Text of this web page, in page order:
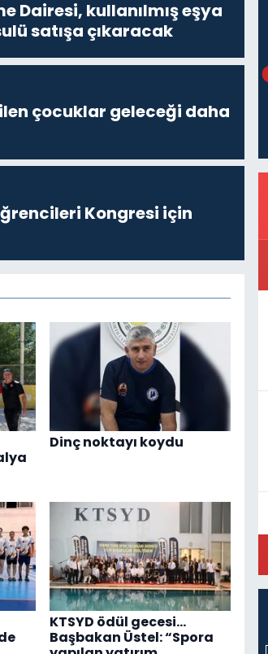
Dairesi, kullanılmış eşya
satışa çıkaracak
çocuklar geleceği daha
Kongresi için
Dinç noktayı koydu
KTSYD ödül gecesi...
Başbakan Üstel: “Spora